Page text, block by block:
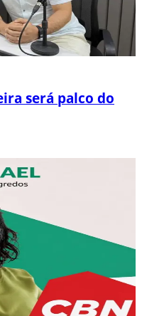
será palco do